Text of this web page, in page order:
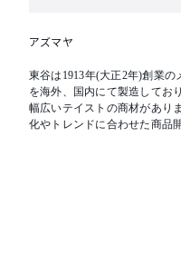
アズマヤ
東谷は1913年(大正2年)創業のメーカーです。
を海外、国内にて製造してお
幅広いテイストの商材があります。 雑貨から大型家具ま
化やトレンドに合わせた商品